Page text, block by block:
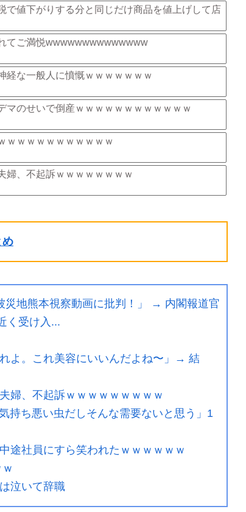
で値下がりする分と同じだけ商品を値上げして店
てご満悦wwwwwwwwwwwwww
経な一般人に憤慨ｗｗｗｗｗｗｗ
マのせいで倒産ｗｗｗｗｗｗｗｗｗｗｗｗ
ｗｗｗｗｗｗｗｗｗｗｗ
婦、不起訴ｗｗｗｗｗｗｗｗ
め
災地熊本視察動画に批判！」 → 内閣報道官
く受け入...
よ。これ美容にいいんだよね〜」→ 結
婦、不起訴ｗｗｗｗｗｗｗｗｗ
持ち悪い虫だしそんな需要ないと思う」1
途社員にすら笑われたｗｗｗｗｗｗ
泣いて辞職